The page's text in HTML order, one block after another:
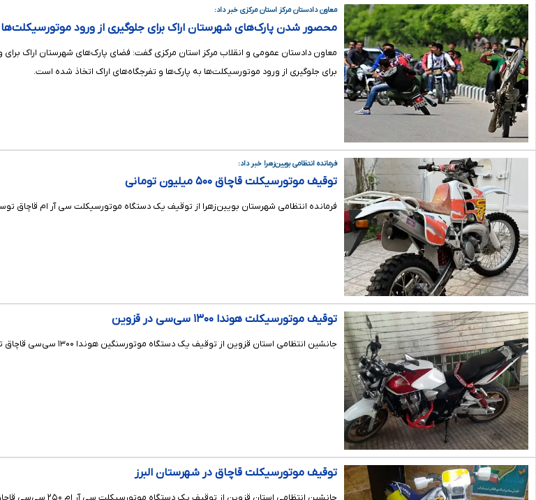
معاون دادستان مرکز استان مرکزی خبر داد:
محصور شدن پارک‌های شهرستان اراک برای جلوگیری از ورود موتورسیکلت‌ها
معاون دادستان عمومی و انقلاب مرکز استان مرکزی گفت: فضای پارک‌های شهرستان اراک
برای جلوگیری از ورود موتورسیکلت‌ها به پارک‌ها و تفرجگاه‌های اراک اتخاذ شده است.
فرمانده انتظامی بویین‌زهرا خبر داد:
توقیف موتورسیکلت قاچاق ۵۰۰ میلیون تومانی
فرمانده انتظامی شهرستان بویین‌زهرا از توقیف یک دستگاه موتورسیکلت سی آر ام قاچاق
توقیف موتورسیکلت هوندا ۱۳۰۰ سی‌سی در قزوین
جانشین انتظامی استان قزوین از توقیف یک دستگاه موتورسنگین هوندا ۱۳۰۰ سی‌سی قاچاق توسط مأموران یگان امداد در شهر قزوین خبر داد.
توقیف موتورسیکلت قاچاق در شهرستان البرز